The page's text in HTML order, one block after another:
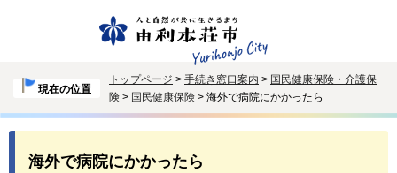
現在の位置
トップページ > 手続き窓口案内 > 国民健康保険・介護保
険 > 国民健康保険 > 海外で病院にかかったら
海外で病院にかかったら